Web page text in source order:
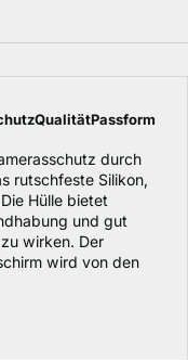
QualitätPassform
durch
rutschfeste Silikon,
Hülle bietet
und gut
wirken. Der
wird von den